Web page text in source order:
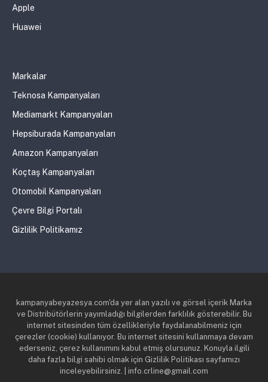
Apple
Huawei
Markalar
Teknosa Kampanyaları
Mediamarkt Kampanyaları
Hepsiburada Kampanyaları
Amazon Kampanyaları
Koçtaş Kampanyaları
Otomobil Kampanyaları
Çevre Bilgi Portalı
Gizlilik Politikamız
kampanyabeyazesya.com'da yer alan yazılı ve görsel içerik Marka
ve Distribütörlerin yayımladığı bilgilerden farklılık gösterebilir. Bu
internet sitesinden tüm özellikleriyle faydalanabilmeniz için
çerezler (cookie) kullanıyor. Bu internet sitesini kullanmaya devam
ederseniz, çerez kullanımını kabul etmiş olursunuz. Konuyla ilgili
daha fazla bilgi sahibi olmak için Gizlilik Politikası sayfamızı
inceleyebilirsiniz. | info.crline@gmail.com